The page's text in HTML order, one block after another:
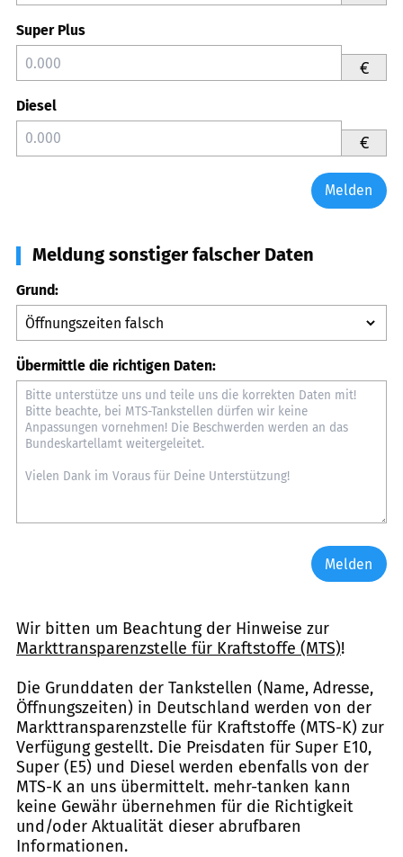
Super Plus
€
Diesel
€
Melden
Meldung sonstiger falscher Daten
Grund:
Übermittle die richtigen Daten:
Melden
Wir bitten um Beachtung der Hinweise zur
Markttransparenzstelle für Kraftstoffe (MTS)!
Die Grunddaten der Tankstellen (Name, Adresse,
Öffnungszeiten) in Deutschland werden von der
Markttransparenzstelle für Kraftstoffe (MTS-K) zur
Verfügung gestellt. Die Preisdaten für Super E10,
Super (E5) und Diesel werden ebenfalls von der
MTS-K an uns übermittelt. mehr-tanken kann
keine Gewähr übernehmen für die Richtigkeit
und/oder Aktualität dieser abrufbaren
Informationen.